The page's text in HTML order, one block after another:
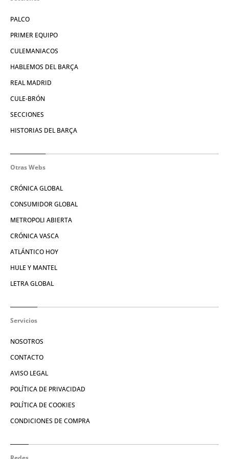
PALCO
PRIMER EQUIPO
CULEMANIACOS
HABLEMOS DEL BARÇA
REAL MADRID
CULE-BRÓN
SECCIONES
HISTORIAS DEL BARÇA
Otras Webs
CRÓNICA GLOBAL
CONSUMIDOR GLOBAL
METROPOLI ABIERTA
CRÓNICA VASCA
ATLÁNTICO HOY
HULE Y MANTEL
LETRA GLOBAL
Servicios
NOSOTROS
CONTACTO
AVISO LEGAL
POLÍTICA DE PRIVACIDAD
POLÍTICA DE COOKIES
CONDICIONES DE COMPRA